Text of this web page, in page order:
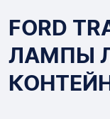
ЛАМПЫ
ЛАМПЫ
DOKA
FORD
ЛАМПЫ